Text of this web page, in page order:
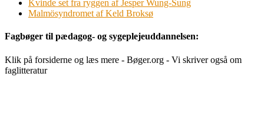
Kvinde set fra ryggen af Jesper Wung-Sung
Malmösyndromet af Keld Broksø
Fagbøger til pædagog- og sygeplejeuddannelsen:
Klik på forsiderne og læs mere - Bøger.org - Vi skriver også om
faglitteratur